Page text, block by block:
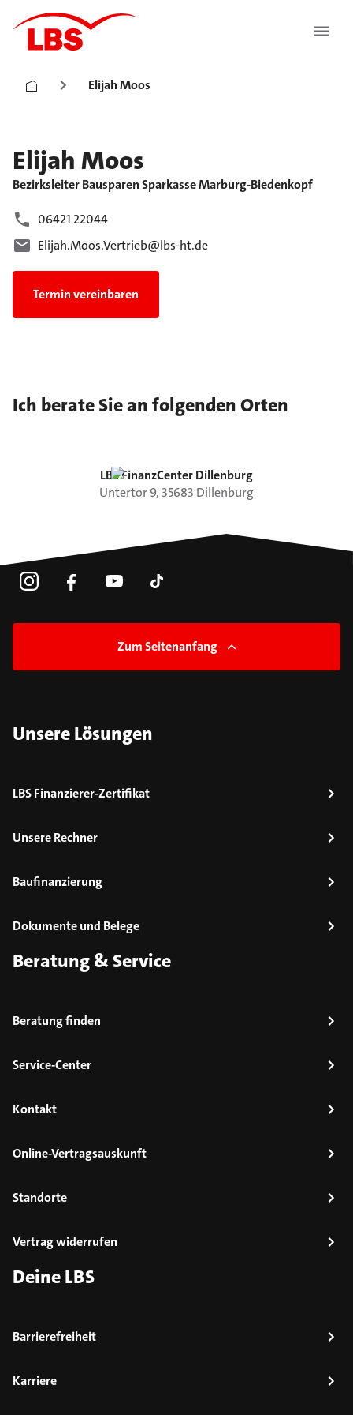
Elijah Moos
Elijah Moos
Bezirksleiter Bausparen Sparkasse Marburg-Biedenkopf
06421 22044
Elijah.Moos.Vertrieb@lbs-ht.de
Termin vereinbaren
Ich berate Sie an folgenden Orten
LBS FinanzCenter Dillenburg
Untertor9, 35683 Dillenburg
Zum Seitenanfang
Unsere Lösungen
LBS Finanzierer-Zertifikat
Unsere Rechner
Baufinanzierung
Dokumente und Belege
Beratung & Service
Beratung finden
Service-Center
Kontakt
Online-Vertragsauskunft
Standorte
Vertrag widerrufen
Deine LBS
Barrierefreiheit
Karriere